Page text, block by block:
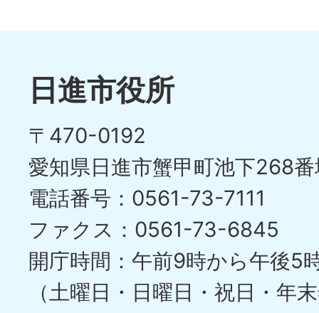
日進市役所
〒470-0192
愛知県日進市蟹甲町池下268
電話番号：0561-73-7111
ファクス：0561-73-6845
開庁時間：午前9時から午後5
（土曜日・日曜日・祝日・年